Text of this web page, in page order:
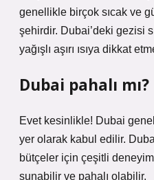
genellikle birçok sıcak ve
şehirdir. Dubai’deki gezisi
yağışlı aşırı ısıya dikkat
Dubai pahalı mı?
Evet kesinlikle! Dubai
yer olarak kabul edilir.
bütçeler için çeşitli
sunabilir ve pahalı olabilir.